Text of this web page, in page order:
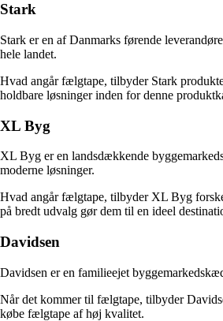
Stark
Stark er en af Danmarks førende
hele landet.
Hvad angår fælgtape, tilbyder Stark
holdbare løsninger inden for denne
XL Byg
XL Byg er en landsdækkende
moderne løsninger.
Hvad angår fælgtape, tilbyder XL Byg
på bredt udvalg gør dem til en ideel
Davidsen
Davidsen er en familieejet
Når det kommer til fælgtape, tilbyder
købe fælgtape af høj kvalitet.